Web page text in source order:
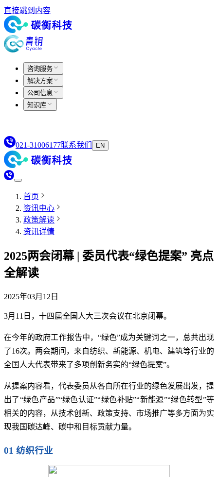
直接跳到内容
咨询服务
解决方案
公司信息
知识库
021-31006177联系我们 EN
首页
资讯中心
政策解读
资讯详情
2025两会闭幕 | 委员代表“绿色提案” 亮点
全解读
2025年03月12日
3月11日，十四届全国人大三次会议在北京闭幕。
在今年的政府工作报告中，“绿色”成为关键词之一，总共出现
了16次。两会期间，来自纺织、新能源、机电、建筑等行业的
全国人大代表带来了多项创新务实的“绿色提案”。
从提案内容看，代表委员从各自所在行业的绿色发展出发，提
出了“绿色产品”“绿色认证”“绿色补贴”“新能源”“绿色转型”等
相关的内容，从技术创新、政策支持、市场推广等多方面为实
现我国碳达峰、碳中和目标贡献力量。
01 纺织行业